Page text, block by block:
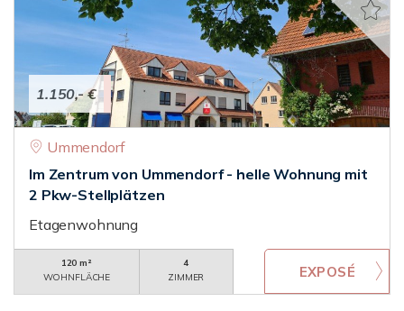
1.150,- €
Ummendorf
Im Zentrum von Ummendorf - helle Wohnung mit
2 Pkw-Stellplätzen
Etagenwohnung
120 m²
WOHNFLÄCHE
4
ZIMMER